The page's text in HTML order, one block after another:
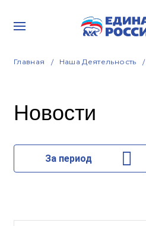
Главная Наша Деятельность
Новости
За период